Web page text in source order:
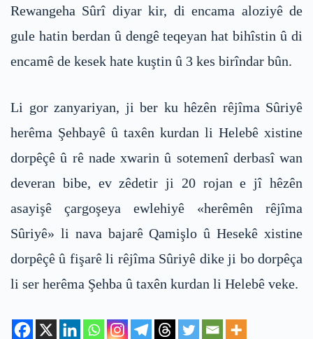
Rewangeha Sûrî diyar kir, di encama aloziyê de
gule hatin berdan û dengê teqeyan hat bihîstin û di
encamê de kesek hate kuştin û 3 kes birîndar bûn.
Li gor zanyariyan, ji ber ku hêzên rêjîma Sûriyê
herêma Şehbayê û taxên kurdan li Helebê xistine
dorpêçê û rê nade xwarin û sotemenî derbasî wan
deveran bibe, ev zêdetir ji 20 rojan e jî hêzên
asayişê çargoşeya ewlehiyê «herêmên rêjîma
Sûriyê» li nava bajarê Qamişlo û Hesekê xistine
dorpêçê û fişarê li rêjîma Sûriyê dike ji bo dorpêça
li ser herêma Şehba û taxên kurdan li Helebê veke.